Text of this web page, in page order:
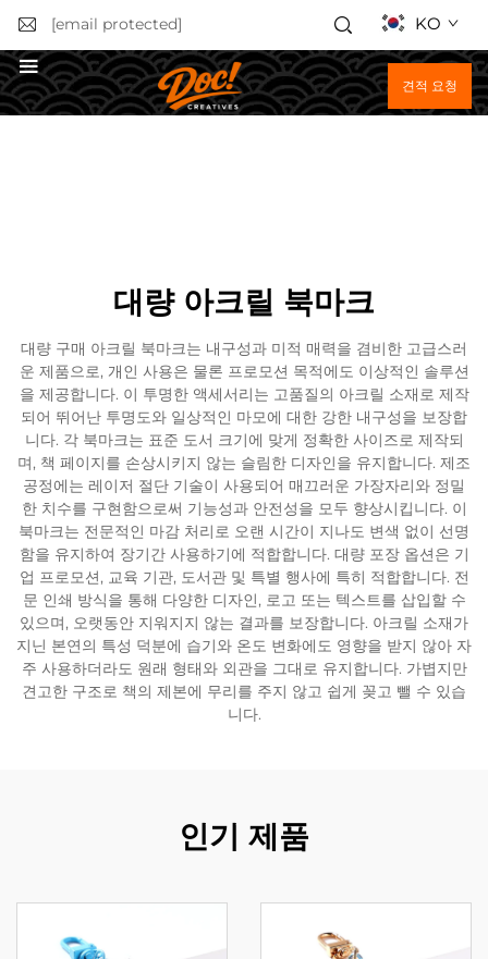
[email protected] KO
견적 요청
대량 아크릴 북마크
대량 구매 아크릴 북마크는 내구성과 미적 매력을 겸비한 고급스러
운 제품으로, 개인 사용은 물론 프로모션 목적에도 이상적인 솔루션
을 제공합니다. 이 투명한 액세서리는 고품질의 아크릴 소재로 제작
되어 뛰어난 투명도와 일상적인 마모에 대한 강한 내구성을 보장합
니다. 각 북마크는 표준 도서 크기에 맞게 정확한 사이즈로 제작되
며, 책 페이지를 손상시키지 않는 슬림한 디자인을 유지합니다. 제조
공정에는 레이저 절단 기술이 사용되어 매끄러운 가장자리와 정밀
한 치수를 구현함으로써 기능성과 안전성을 모두 향상시킵니다. 이
북마크는 전문적인 마감 처리로 오랜 시간이 지나도 변색 없이 선명
함을 유지하여 장기간 사용하기에 적합합니다. 대량 포장 옵션은 기
업 프로모션, 교육 기관, 도서관 및 특별 행사에 특히 적합합니다. 전
문 인쇄 방식을 통해 다양한 디자인, 로고 또는 텍스트를 삽입할 수
있으며, 오랫동안 지워지지 않는 결과를 보장합니다. 아크릴 소재가
지닌 본연의 특성 덕분에 습기와 온도 변화에도 영향을 받지 않아 자
주 사용하더라도 원래 형태와 외관을 그대로 유지합니다. 가볍지만
견고한 구조로 책의 제본에 무리를 주지 않고 쉽게 꽂고 뺄 수 있습
니다.
인기 제품